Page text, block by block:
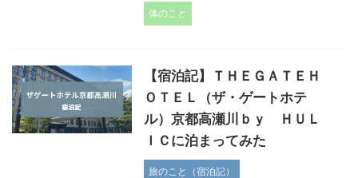
体のこと
【宿泊記】ＴＨＥＧＡＴＥＨ
ＯＴＥＬ（ザ・ゲートホテ
ル）京都高瀬川ｂｙ ＨＵＬ
ＩＣに泊まってみた
旅のこと（宿泊記）